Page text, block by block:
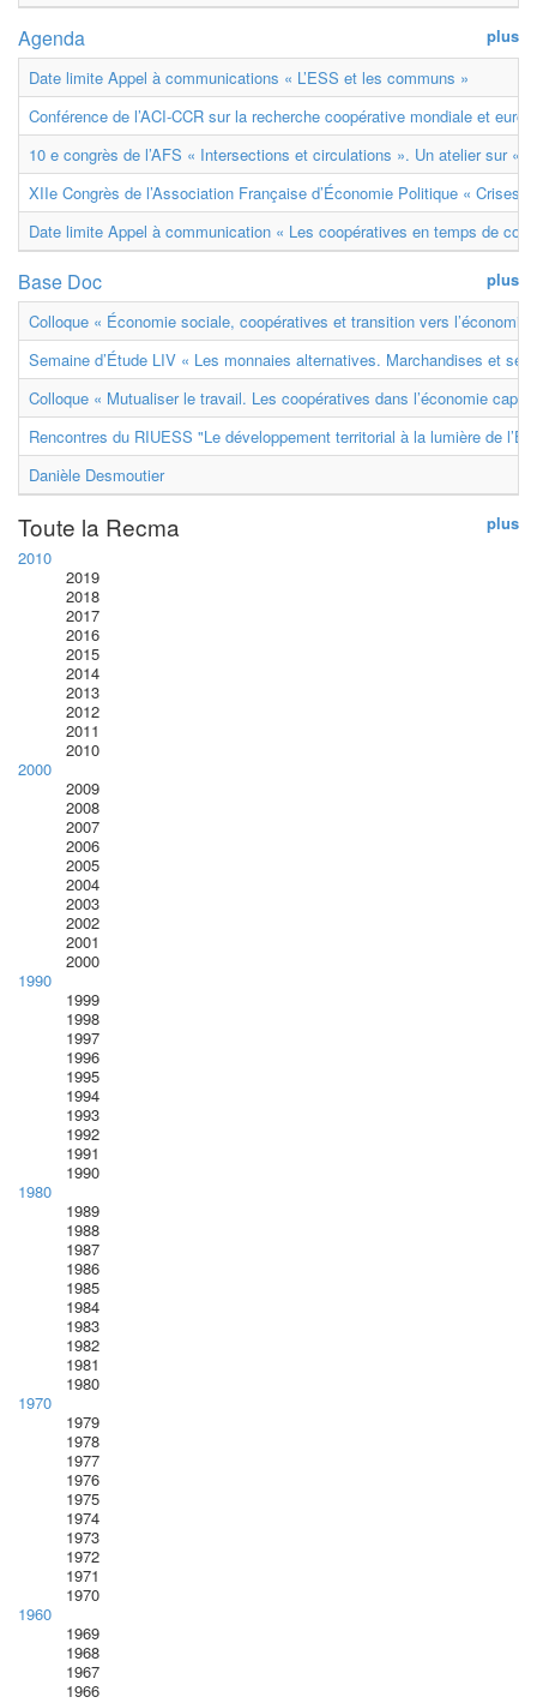
plus
Agenda
Date limite Appel à communications « L’ESS et les communs »
Conférence de l’ACI-CCR sur la recherche coopérative mondiale et
10 e congrès de l’AFS « Intersections et circulations ». Un atelier sur «
XIIe Congrès de l’Association Française d’Économie Politique « Crises
Date limite Appel à communication « Les coopératives en temps de
plus
Base Doc
Colloque « Économie sociale, coopératives et transition vers
Semaine d’Étude LIV « Les monnaies alternatives. Marchandises et
Colloque « Mutualiser le travail. Les coopératives dans l’économie
Rencontres du RIUESS "Le développement territorial à la lumière de
Danièle Desmoutier
plus
Toute la Recma
2010
2019
2018
2017
2016
2015
2014
2013
2012
2011
2010
2000
2009
2008
2007
2006
2005
2004
2003
2002
2001
2000
1990
1999
1998
1997
1996
1995
1994
1993
1992
1991
1990
1980
1989
1988
1987
1986
1985
1984
1983
1982
1981
1980
1970
1979
1978
1977
1976
1975
1974
1973
1972
1971
1970
1960
1969
1968
1967
1966